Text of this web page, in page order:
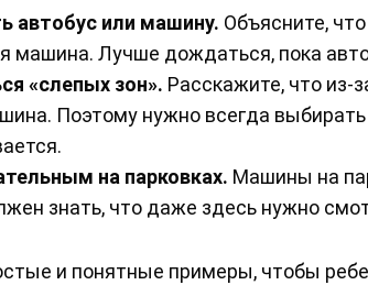
автобус или машину. Объясните,
машина. Лучше дождаться, пока
«слепых зон». Расскажите, что из-
Поэтому нужно всегда
на парковках. Машины на
знать, что даже здесь нужно
и понятные примеры, чтобы